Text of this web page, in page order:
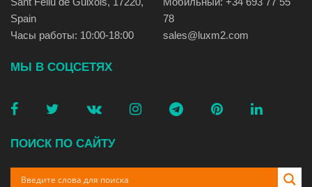
Spain
Часы работы: 10:00-18:00
78
sales@luxm2.com
МЫ В СОЦСЕТЯХ
ПОИСК ПО САЙТУ